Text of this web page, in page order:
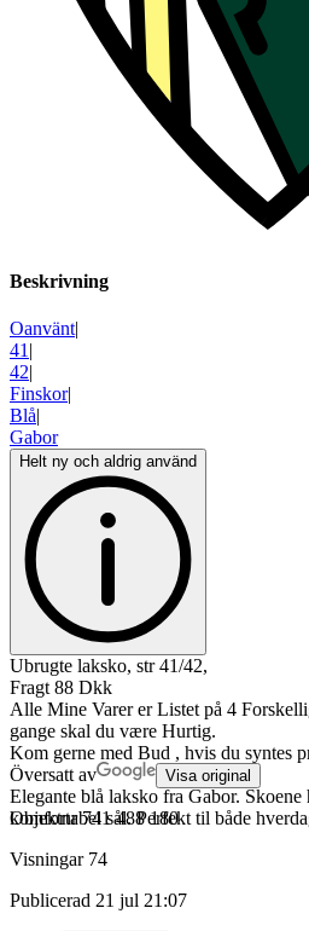
Beskrivning
Oanvänt|
41 |
42|
Finskor|
Blå|
Gabor
Helt ny och aldrig använd
Ubrugte laksko, str 41/42,
Fragt 88 Dkk
Alle Mine Varer er Listet på 4
gange skal du være Hurtig.
Kom gerne med Bud , hvis du syntes
Elegante blå laksko fra Gabor. Skoene
komfortabel sål. Perfekt til både
Översatt av Visa original
Objektnr 741 488 180
Visningar 74
Publicerad 21 jul 21:07